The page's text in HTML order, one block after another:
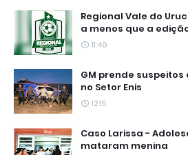
Regional Vale do
a menos que a
11:49
GM prende
no Setor Enis
12:15
Caso Larissa -
mataram menina